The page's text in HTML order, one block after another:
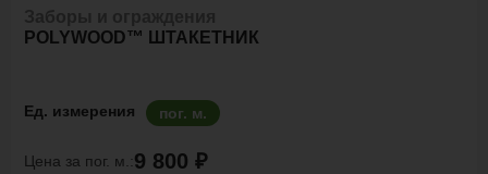
POLYWOOD™ ШТАКЕТНИК
Ед. измерения пог. м.
Цена за пог. м.:9 800 ₽